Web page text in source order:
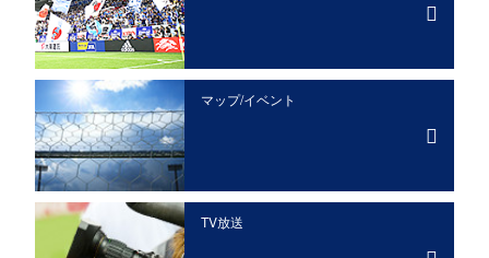
マップ/イベント
TV放送